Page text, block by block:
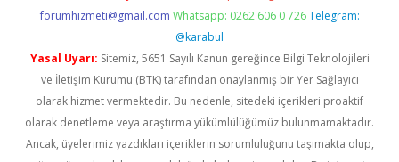
forumhizmeti@gmail.com Whatsapp: 0262 606 0 726 Telegram:
@karabul
Yasal Uyarı: Sitemiz, 5651 Sayılı Kanun gereğince Bilgi Teknolojileri
ve İletişim Kurumu (BTK) tarafından onaylanmış bir Yer Sağlayıcı
olarak hizmet vermektedir. Bu nedenle, sitedeki içerikleri proaktif
olarak denetleme veya araştırma yükümlülüğümüz bulunmamaktadır.
Ancak, üyelerimiz yazdıkları içeriklerin sorumluluğunu taşımakta olup,